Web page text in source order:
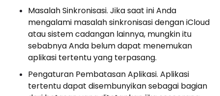
Masalah Sinkronisasi. Jika saat ini Anda
mengalami masalah sinkronisasi dengan iCloud
atau sistem cadangan lainnya, mungkin itu
sebabnya Anda belum dapat menemukan
aplikasi tertentu yang terpasang.
Pengaturan Pembatasan Aplikasi. Aplikasi
tertentu dapat disembunyikan sebagai bagian